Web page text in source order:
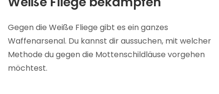
Gegen die Weiße Fliege gibt es ein ganzes
Waffenarsenal. Du kannst dir aussuchen, mit welcher
Methode du gegen die Mottenschildläuse vorgehen
möchtest.